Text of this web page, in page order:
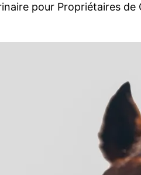
pour Propriétaires